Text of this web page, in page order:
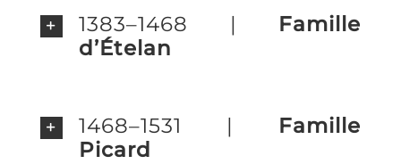
1383–1468 | Famille
d’Ételan
1468–1531 | Famille
Picard